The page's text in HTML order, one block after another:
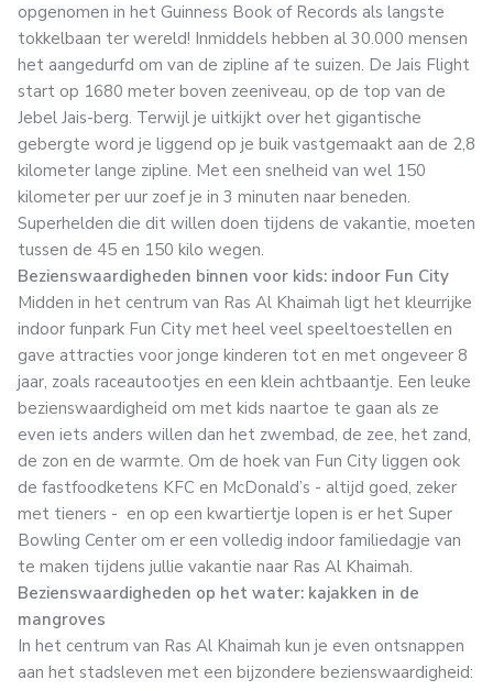
opgenomen in het Guinness Book of Records als langste
tokkelbaan ter wereld! Inmiddels hebben al 30.000 mensen
het aangedurfd om van de zipline af te suizen. De Jais Flight
start op 1680 meter boven zeeniveau, op de top van de
Jebel Jais-berg. Terwijl je uitkijkt over het gigantische
gebergte word je liggend op je buik vastgemaakt aan de 2,8
kilometer lange zipline. Met een snelheid van wel 150
kilometer per uur zoef je in 3 minuten naar beneden.
Superhelden die dit willen doen tijdens de vakantie, moeten
tussen de 45 en 150 kilo wegen.
Bezienswaardigheden binnen voor kids: indoor Fun City
Midden in het centrum van Ras Al Khaimah ligt het kleurrijke
indoor funpark Fun City met heel veel speeltoestellen en
gave attracties voor jonge kinderen tot en met ongeveer 8
jaar, zoals raceautootjes en een klein achtbaantje. Een leuke
bezienswaardigheid om met kids naartoe te gaan als ze
even iets anders willen dan het zwembad, de zee, het zand,
de zon en de warmte. Om de hoek van Fun City liggen ook
de fastfoodketens KFC en McDonald’s - altijd goed, zeker
met tieners - en op een kwartiertje lopen is er het Super
Bowling Center om er een volledig indoor familiedagje van
te maken tijdens jullie vakantie naar Ras Al Khaimah.
Bezienswaardigheden op het water: kajakken in de
mangroves
In het centrum van Ras Al Khaimah kun je even ontsnappen
aan het stadsleven met een bijzondere bezienswaardigheid: